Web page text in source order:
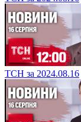
ТСН за 2024.08.16